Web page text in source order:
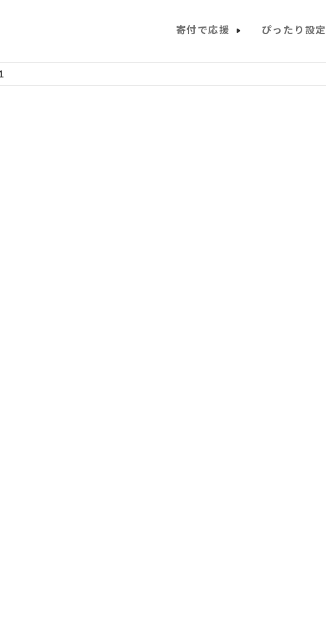
寄付で応援 ぴったり設定